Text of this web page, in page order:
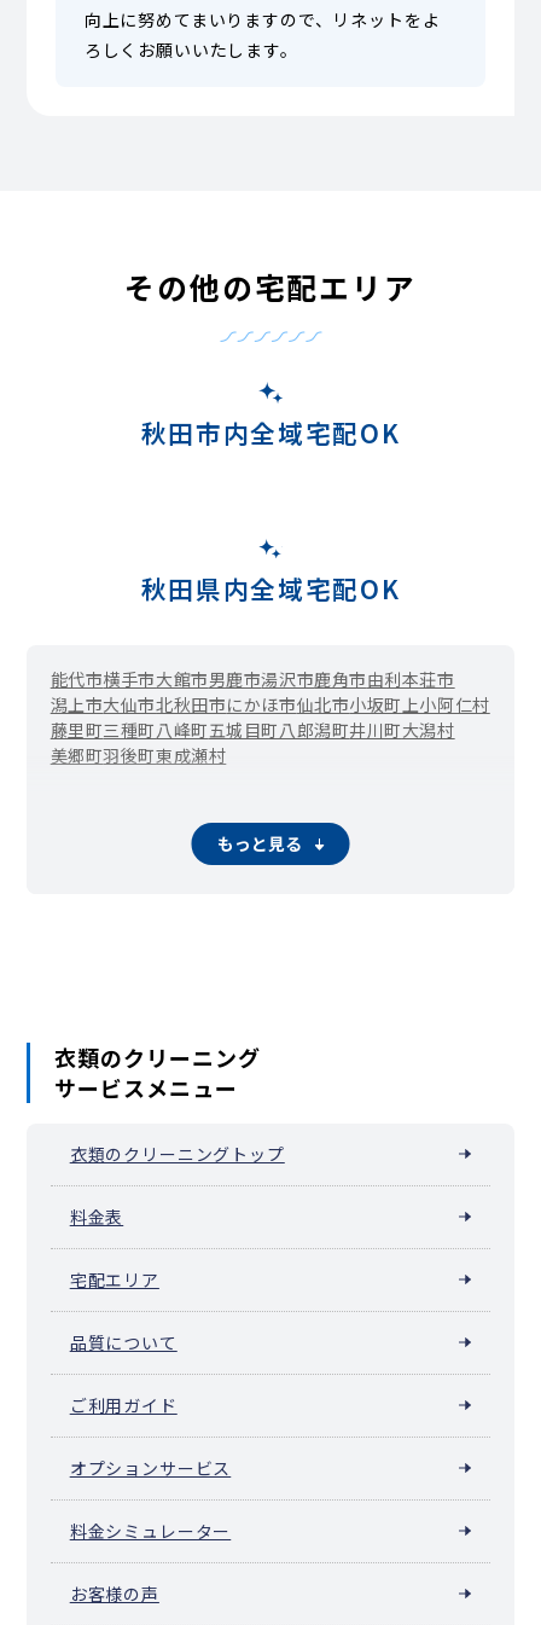
向上に努めてまいりますので、リネットをよ
ろしくお願いいたします。
その他の宅配エリア
秋田市内全域宅配OK
秋田県内全域宅配OK
能代市横手市大館市男鹿市湯沢市鹿角市由利本荘市
潟上市大仙市北秋田市にかほ市仙北市小坂町 上小阿仁村
藤里町三種町 八峰町五城目町 八郎潟町井川町大潟村
美郷町羽後町東成瀬村
もっと見る
衣類のクリーニング
サービスメニュー
衣類のクリーニングトップ
料金表
宅配エリア
品質について
ご利用ガイド
オプションサービス
料金シミュレーター
お客様の声